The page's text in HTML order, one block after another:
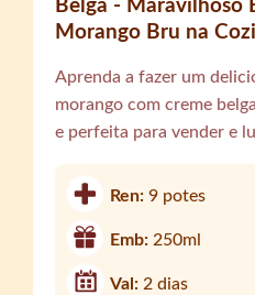
Belga - Maravilhoso
Morango Bru na
Aprenda a fazer um
morango com creme
e perfeita para vender e
Ren:9 potes
Emb:250ml
Val:2 dias